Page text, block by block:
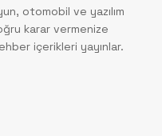
otomobil ve yazılım
karar vermenize
içerikleri yayınlar.